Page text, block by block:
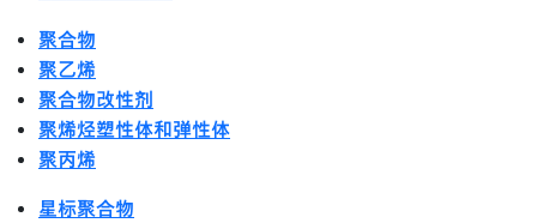
聚合物
聚乙烯
聚合物改性剂
聚烯烃塑性体和弹性体
聚丙烯
星标聚合物